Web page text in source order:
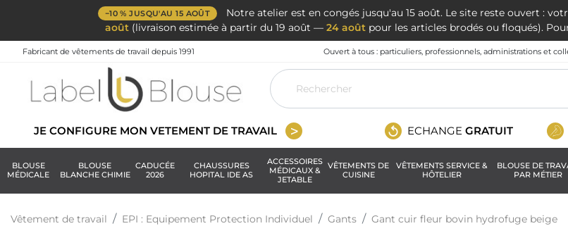
−10 % JUSQU'AU 15 AOÛT Notre atelier est en congés jusqu'au 15 août. Le site reste ouvert :
août (livraison estimée à partir du 19 août — 24 août pour les articles brodés ou floqués).
Fabricant de vêtements de travail depuis 1991 Ouvert à tous : particuliers, professionnels, administrations et
JE CONFIGURE MON VETEMENT DE TRAVAIL ECHANGE GRATUIT
BLOUSE
MÉDICALE
BLOUSE
BLANCHE CHIMIE
CADUCÉE
2026
CHAUSSURES
HOPITAL IDE AS
ACCESSOIRES
MÉDICAUX &
JETABLE
VÊTEMENTS DE
CUISINE
VÊTEMENTS SERVICE &
HÔTELIER
BLOUSE DE
PAR MÉTIER
Vêtement de travail EPI : Equipement Protection Individuel Gants Gant cuir fleur bovin hydrofuge beige